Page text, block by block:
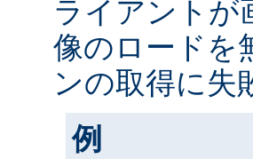
ライアントが
像のロードを
ンの取得に失
例